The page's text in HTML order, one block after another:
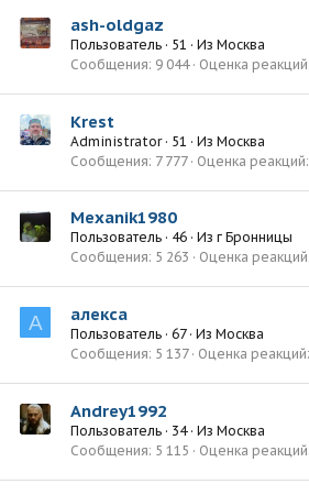
ash-oldgaz
Пользователь · 51 · Из Москва
Сообщения 9 044 Оценка реакций
Krest
Administrator · 51 · Из Москва
Сообщения 7 777 Оценка реакций
Mexanik1980
Пользователь · 46 · Из г Бронницы
Сообщения 5 263 Оценка реакций
А алекса
Пользователь · 67 · Из Москва
Сообщения 5 137 Оценка реакций
Andrey1992
Пользователь · 34 · Из Москва
Сообщения 5 115 Оценка реакций